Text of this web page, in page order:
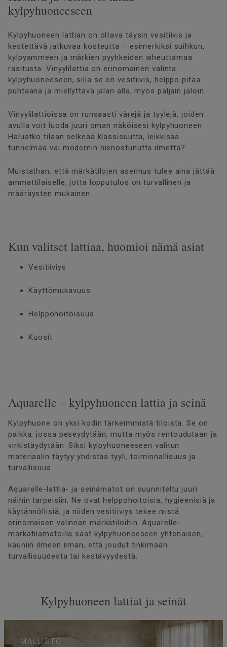
kylpyhuoneeseen
Kylpyhuoneen lattian on oltava täysin vesitiivis ja
kestettävä jatkuvaa kosteutta – esimerkiksi suihkun,
kylpyammeen ja märkien pyyhkeiden aiheuttamaa
rasitusta. Vinyylilattia on erinomainen valinta
kylpyhuoneeseen, sillä se on vesitiivis, helppo pitää
puhtaana ja miellyttävä jalan alla, myös paljain jaloin.
Vinyylilattioissa on runsaasti värejä ja tyylejä, joiden
avulla voit luoda juuri oman näköisesi kylpyhuoneen.
Haluatko tilaan selkeää klassisuutta, leikkisää
tunnelmaa vai modernin hienostunutta ilmettä?
Muistathan, että märkätilojen asennus tulee aina jättää
ammattilaiselle, jotta lopputulos on turvallinen ja
määräysten mukainen.
Kun valitset lattiaa, huomioi nämä asiat
Vesitiiviys
Käyttömukavuus
Helppohoitoisuus
Kuosit
Aquarelle – kylpyhuoneen lattia ja seinä
Kylpyhuone on yksi kodin tärkeimmistä tiloista. Se on
paikka, jossa peseydytään, mutta myös rentoudutaan ja
virkistäydytään. Siksi kylpyhuoneeseen valitun
materiaalin täytyy yhdistää tyyli, toiminnallisuus ja
turvallisuus.
Aquarelle-lattia- ja seinämatot on suunniteltu juuri
näihin tarpeisiin. Ne ovat helppohoitoisia, hygieenisiä ja
käytännöllisiä, ja niiden vesitiiviys tekee niistä
erinomaisen valinnan märkätiloihin. Aquarelle-
märkätilamatoilla saat kylpyhuoneeseen yhtenäisen,
kauniin ilmeen ilman, että joudut tinkimään
turvallisuudesta tai kestävyydestä.
Kylpyhuoneen lattiat ja seinät
MALLISTO